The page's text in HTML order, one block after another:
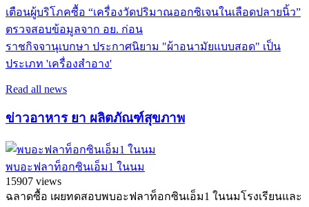
เตือนผู้บริโภคซื้อ “เครื่องวัดปริมาณออกซิเจนในเลือดปลายนิ้ว”
ตรวจสอบข้อมูลจาก อย. ก่อน
ราชกิจจานุเบกษา ประกาศนิยาม "ผ้าอนามัยแบบสอด" เป็น
ประเภท 'เครื่องสำอาง'
Read all news
ข่าวอาหาร ยา ผลิตภัณฑ์สุขภาพ
พบอะฟลาท็อกซินเอ็ม1 ในนม
15907 views
ฉลาดซื้อ เผยทดสอบพบอะฟลาท็อกซินเอ็ม1 ในนมโรงเรียนและ